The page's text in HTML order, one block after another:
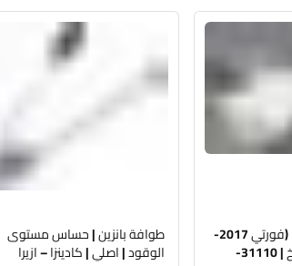
قاعدة فيول بم | كيا (فورتي 2017-
2018) | اصلي تفصيخ | 31110-
طوافة بانزين | حساس مستوى
الوقود | اصلي | كادينزا – ازيرا